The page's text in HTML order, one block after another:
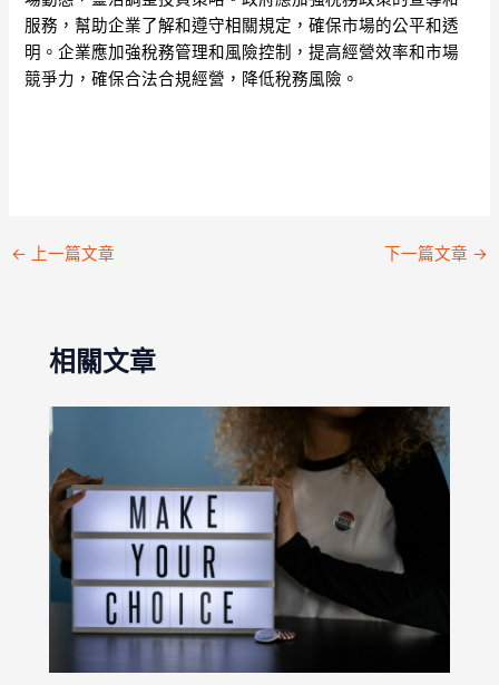
服務，幫助企業了解和遵守相關規定，確保市場的公平和透
明。企業應加強稅務管理和風險控制，提高經營效率和市場
競爭力，確保合法合規經營，降低稅務風險。
← 上一篇文章 下一篇文章 →
相關文章